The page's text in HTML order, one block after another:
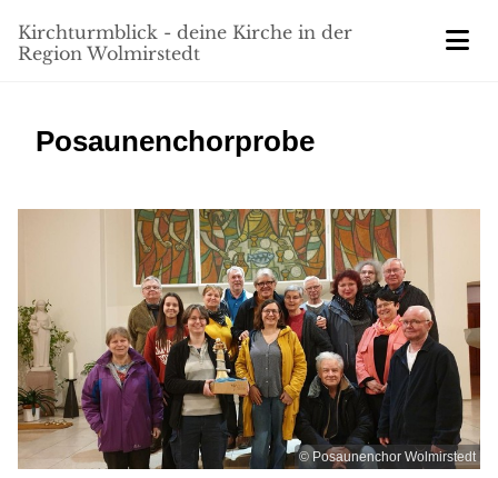
Kirchturmblick - deine Kirche in der
Region Wolmirstedt
Posaunenchorprobe
© Posaunenchor Wolmirstedt